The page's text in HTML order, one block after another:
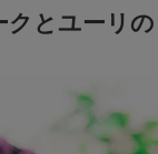
クとユーリ